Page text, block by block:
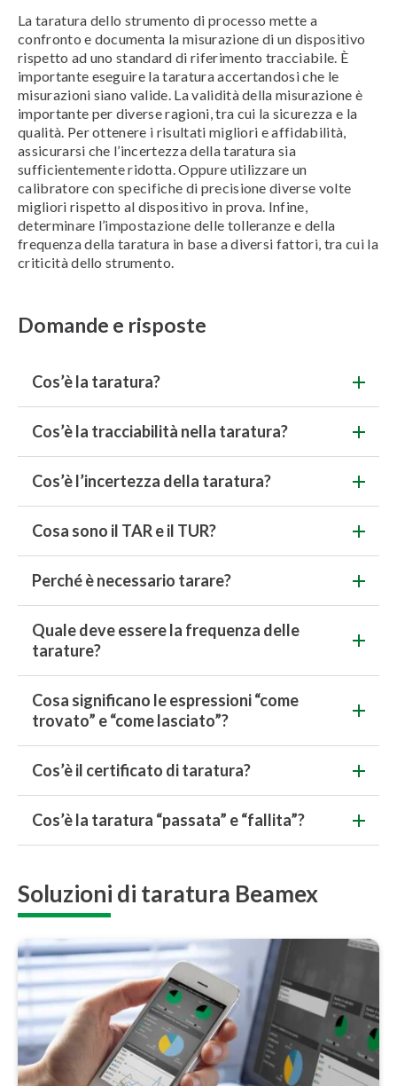
La taratura dello strumento di processo mette a
confronto e documenta la misurazione di un dispositivo
rispetto ad uno standard di riferimento tracciabile. È
importante eseguire la taratura accertandosi che le
misurazioni siano valide. La validità della misurazione è
importante per diverse ragioni, tra cui la sicurezza e la
qualità. Per ottenere i risultati migliori e affidabilità,
assicurarsi che l’incertezza della taratura sia
sufficientemente ridotta. Oppure utilizzare un
calibratore con specifiche di precisione diverse volte
migliori rispetto al dispositivo in prova. Infine,
determinare l’impostazione delle tolleranze e della
frequenza della taratura in base a diversi fattori, tra cui la
criticità dello strumento.
Domande e risposte
Cos’è la taratura?
Cos’è la tracciabilità nella taratura?
Cos’è l’incertezza della taratura?
Cosa sono il TAR e il TUR?
Perché è necessario tarare?
Quale deve essere la frequenza delle
tarature?
Cosa significano le espressioni “come
trovato” e “come lasciato”?
Cos’è il certificato di taratura?
Cos’è la taratura “passata” e “fallita”?
Soluzioni di taratura Beamex